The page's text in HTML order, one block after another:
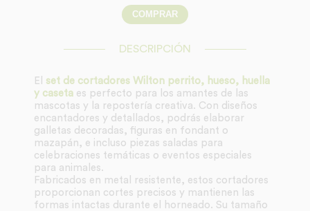
DESCRIPCIÓN
El set de cortadores Wilton perrito, hueso, huella
y casetaes perfecto para los amantes de las
mascotas y la repostería creativa. Con diseños
encantadores y detallados, podrás elaborar
galletas decoradas, figuras en fondant o
mazapán, e incluso piezas saladas para
celebraciones temáticas o eventos especiales
para animales.
Fabricados en metal resistente, estos cortadores
proporcionan cortes precisos y mantienen las
formas intactas durante el horneado. Su tamaño